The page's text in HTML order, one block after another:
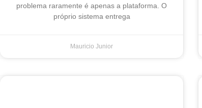
problema raramente é apenas a plataforma. O
próprio sistema entrega
Mauricio Junior